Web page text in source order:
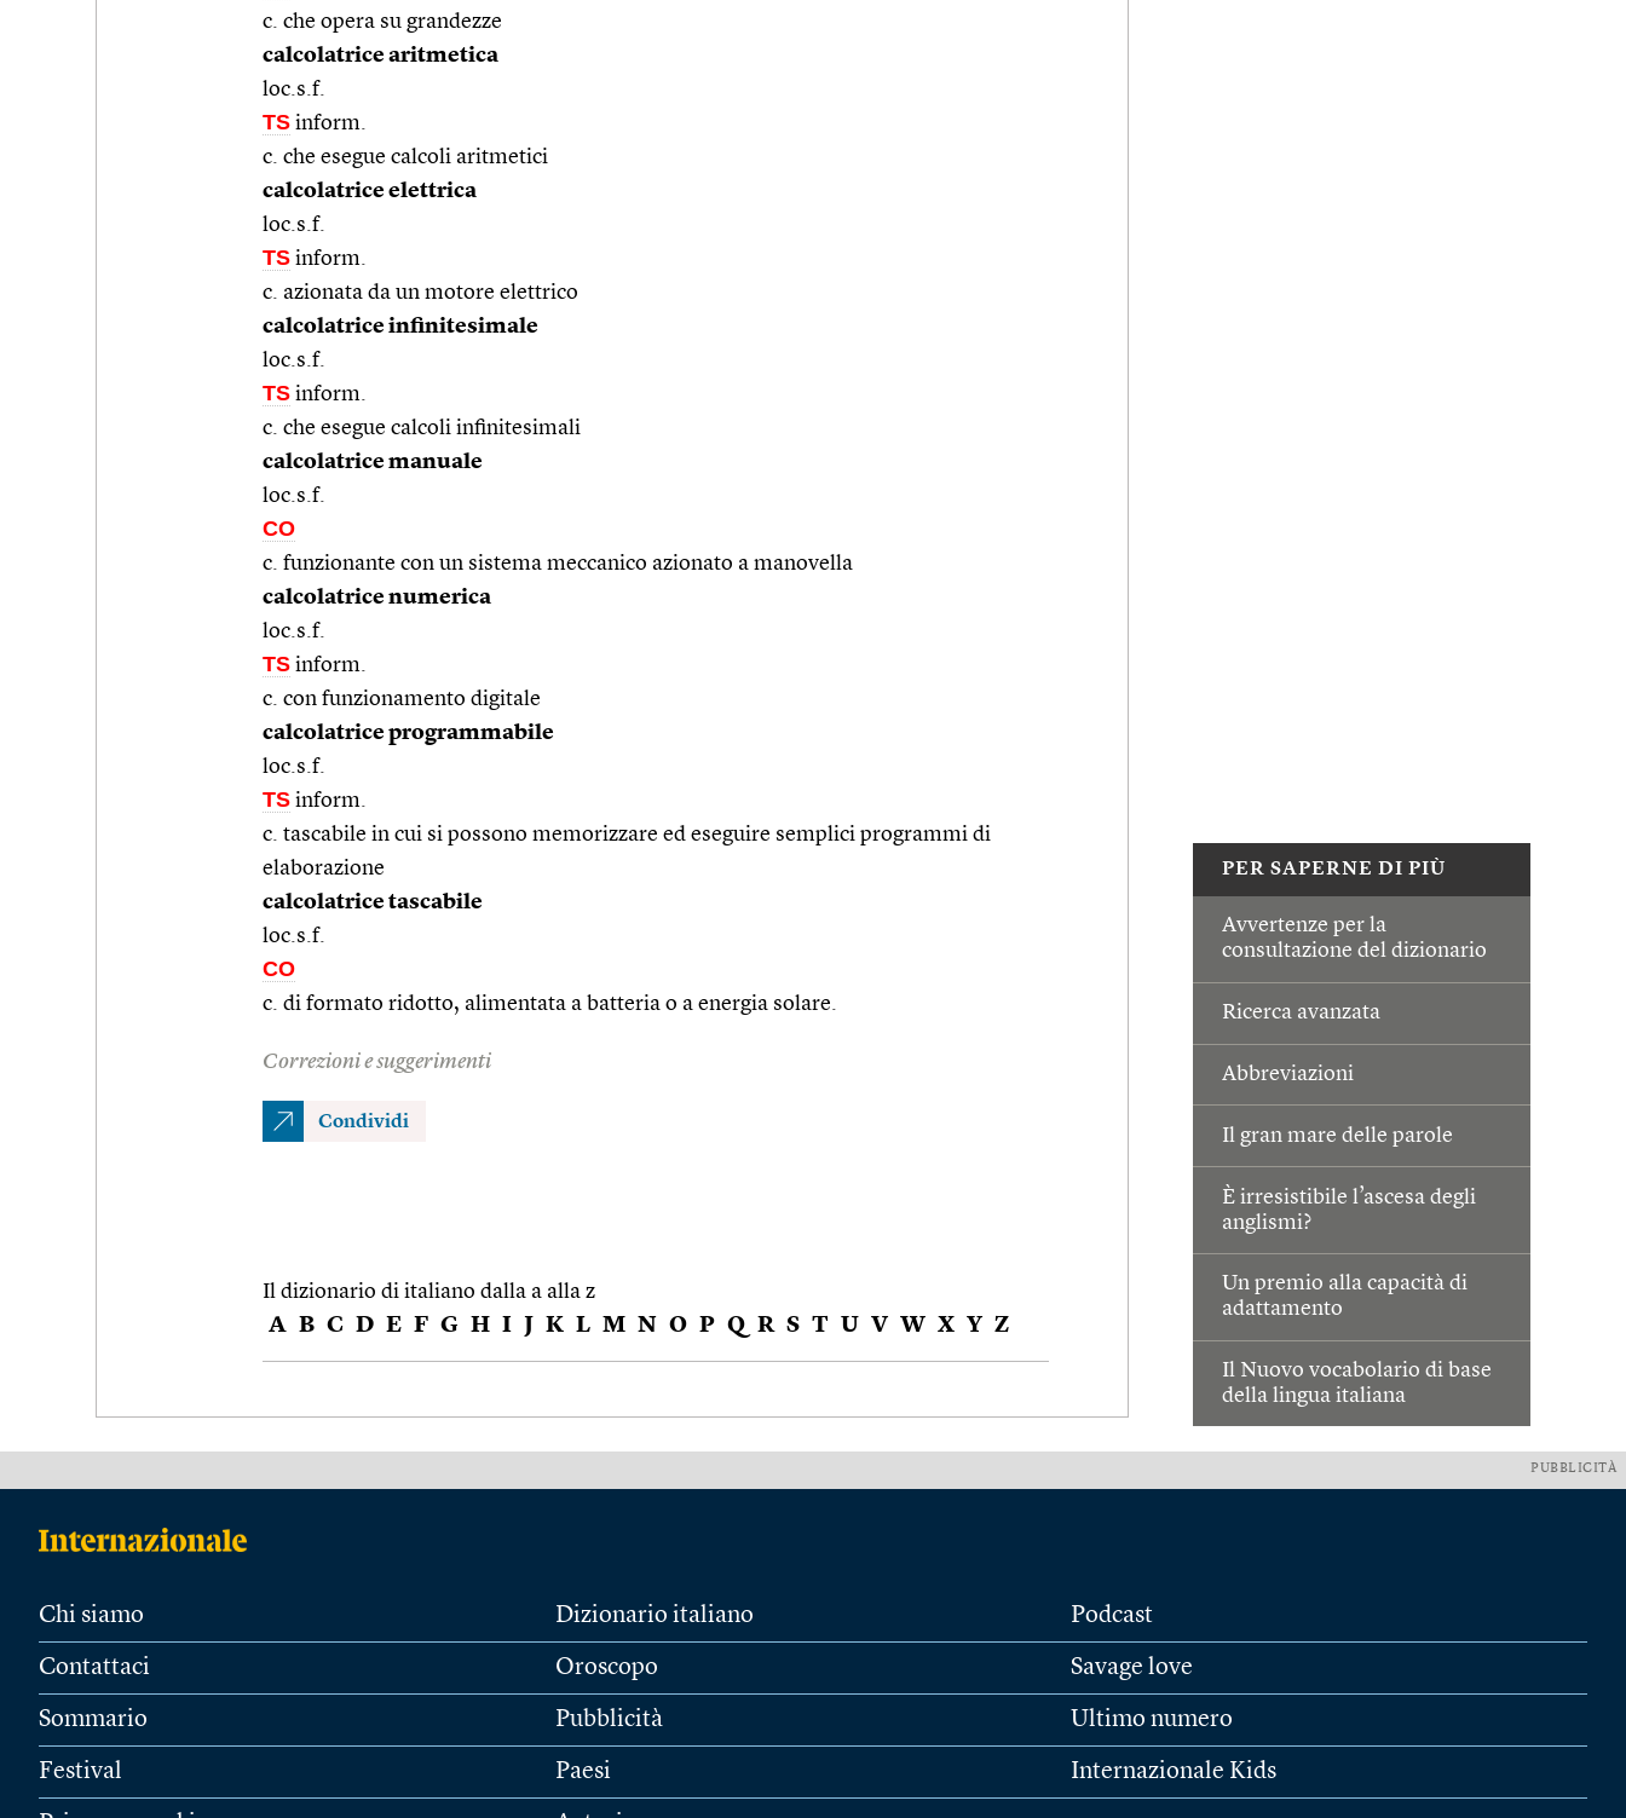
PER SAPERNE DI PIÙ
Avvertenze per la
consultazione del dizionario
Ricerca avanzata
Abbreviazioni
Il gran mare delle parole
È irresistibile l’ascesa degli
anglismi?
Un premio alla capacità di
adattamento
Il Nuovo vocabolario di base
della lingua italiana
c. che opera su grandezze
calcolatrice aritmetica
loc.s.f.
TS inform.
c. che esegue calcoli aritmetici
calcolatrice elettrica
loc.s.f.
TS inform.
c. azionata da un motore elettrico
calcolatrice infinitesimale
loc.s.f.
TS inform.
c. che esegue calcoli infinitesimali
calcolatrice manuale
loc.s.f.
CO
c. funzionante con un sistema meccanico azionato a manovella
calcolatrice numerica
loc.s.f.
TS inform.
c. con funzionamento digitale
calcolatrice programmabile
loc.s.f.
TS inform.
c. tascabile in cui si possono memorizzare ed eseguire semplici programmi di
elaborazione
calcolatrice tascabile
loc.s.f.
CO
c. di formato ridotto, alimentata a batteria o a energia solare.
Correzioni e suggerimenti
Condividi
Il dizionario di italiano dalla a alla z
A B C D E F G H I J K L M N O P Q R S T U V W X Y Z
PUBBLICITÀ
Chi siamo
Contattaci
Sommario
Festival
Dizionario italiano
Oroscopo
Pubblicità
Paesi
Podcast
Savage love
Ultimo numero
Internazionale Kids